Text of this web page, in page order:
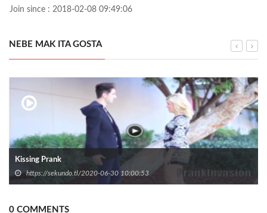
Join since : 2018-02-08 09:49:06
NEBE MAK ITA GOSTA
Kissing Prank
https://sekundo.tl/2020-06-30 10:00:53
0 COMMENTS